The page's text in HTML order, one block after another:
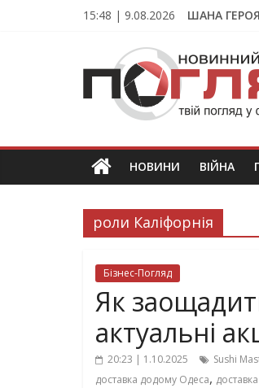
15:48 | 9.08.2026 ШАНА
ПОГЛЯД
Новини
Тернополя.
новини
та
НОВИНИ ВІЙНА
роли Каліфорнія
Бізнес-Погляд
Як
актуальні
20:23 | 1.10.2025 Sushi
доставка додому Одеса,